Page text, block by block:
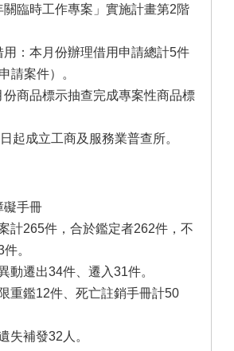
關臨時工作專案」實施計畫第2階
用：本月份辦理借用申請總計5件
請案件）。
份商品標示抽查完成專案性商品標
起成立工商及服務業普查所。
礙手冊
計265件，合於鑑定者262件，不
。
動遷出34件、遷入31件。
重鑑12件、死亡註銷手冊計50
失補發32人。